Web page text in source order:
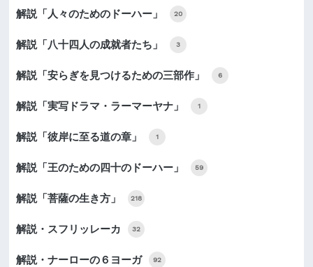
解説「人々のためのドーハー」 20
解説「八十四人の成就者たち」 3
解説「安らぎを見つけるための三部作」 6
解説「実写ドラマ・ラーマーヤナ」 1
解説「彼岸に至る道の章」 1
解説「王のための四十のドーハー」 59
解説「菩薩の生き方」 218
解説・スフリッレーカ 32
解説・ナーローの６ヨーガ 92